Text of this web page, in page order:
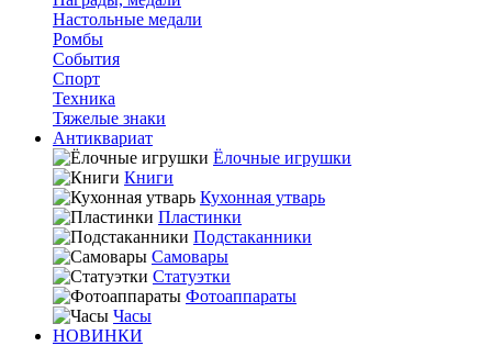
Настольные медали
Ромбы
События
Спорт
Техника
Тяжелые знаки
Антиквариат
Ёлочные игрушки
Книги
Кухонная утварь
Пластинки
Подстаканники
Самовары
Статуэтки
Фотоаппараты
Часы
НОВИНКИ